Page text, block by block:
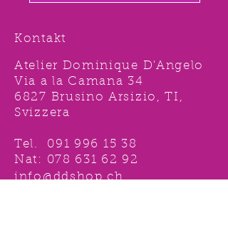
Kontakt
Atelier Dominique D'Angelo
Via a la Camana 34
6827 Brusino Arsizio, TI,
Svizzera
Tel. 091 996 15 38
Nat: 078 631 62 92
info@ddshop.ch